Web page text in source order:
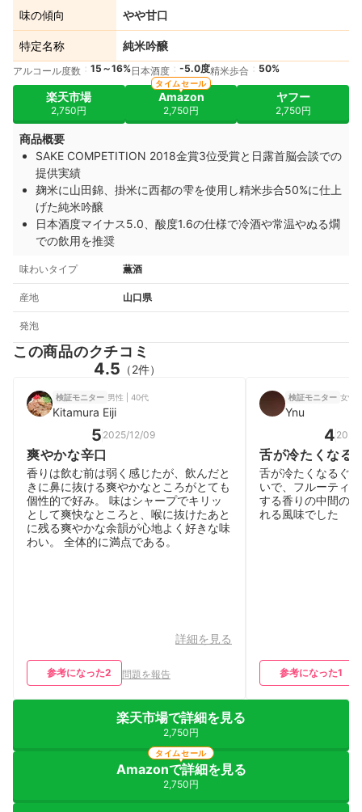
味の傾向 やや甘口
特定名称 純米吟醸
アルコール度数 15～16%日本酒度 -5.0度精米歩合 50%
楽天市場
2,750円
Amazon
2,750円
タイムセール
ヤフー
2,750円
商品概要
SAKE COMPETITION 2018金賞3位受賞と日露首脳会談での
提供実績
麹米に山田錦、掛米に西都の雫を使用し精米歩合50%に仕上
げた純米吟醸
日本酒度マイナス5.0、酸度1.6の仕様で冷酒や常温やぬる燗
での飲用を推奨
味わいタイプ 薫酒
産地 山口県
発泡
この商品のクチコミ
4.5 （2件）
検証モニター 男性 | 40代
Kitamura Eiji
5 2025/12/09
爽やかな辛口
香りは飲む前は弱く感じたが、飲んだと
きに鼻に抜ける爽やかなところがとても
個性的で好み。 味はシャープでキリッ
として爽快なところと、喉に抜けたあと
に残る爽やかな余韻が心地よく好きな味
わい。 全体的に満点である。
詳細を見る
参考になった2 問題を報告
検証モニター 女性
Ynu
4
舌が冷たくなる
味
舌が冷たくなるぐ
いで、フルーティ
する香りの中間の
れる風味でした
参考になった1
楽天市場で詳細を見る
2,750円
Amazonで詳細を見る
2,750円
タイムセール